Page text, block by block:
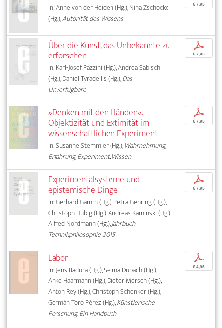
In: Anne von der Heiden (Hg.), Nina Zschocke
(Hg.),Autorität des Wissens
€ 7,95
Über die Kunst, das Unbekannte zu
erforschen
In: Karl-Josef Pazzini (Hg.), Andrea Sabisch
(Hg.), Daniel Tyradellis (Hg.),Das
Unverfügbare
p
€ 7,95
»Denken mit den Händen«.
Objektizität und Extimität im
wissenschaftlichen Experiment
In: Susanne Stemmler (Hg.),Wahrnehmung,
Erfahrung, Experiment, Wissen
p
€ 7,95
Experimentalsysteme und
epistemische Dinge
In: Gerhard Gamm (Hg.), Petra Gehring (Hg.),
Christoph Hubig (Hg.), Andreas Kaminski (Hg.),
Alfred Nordmann (Hg.),Jahrbuch
Technikphilosophie 2015
p
€ 7,95
Labor
In: Jens Badura (Hg.), Selma Dubach (Hg.),
Anke Haarmann (Hg.), Dieter Mersch (Hg.),
Anton Rey (Hg.), Christoph Schenker (Hg.),
Germán Toro Pérez (Hg.),Künstlerische
Forschung. Ein Handbuch
p
€ 4,95